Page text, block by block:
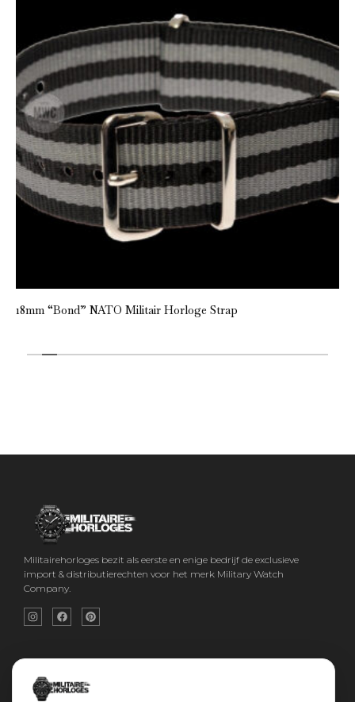
18mm “Bond” NATO Militair Horloge Strap
Militairehorloges bezit als eerste en enige bedrijf de exclusieve
import & distributierechten voor het merk Military Watch
Company.
Snel menu
Home
Over ons
Contact
Categorieën